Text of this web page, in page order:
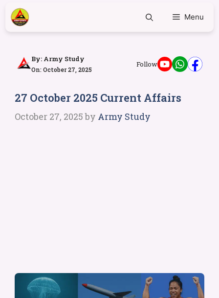
Menu
By: Army Study
On: October 27, 2025
Follow
27 October 2025 Current Affairs
October 27, 2025 by Army Study